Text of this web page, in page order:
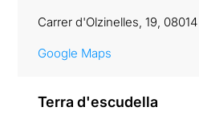
Carrer d'Olzinelles, 19,
Google Maps
Terra d'escudella